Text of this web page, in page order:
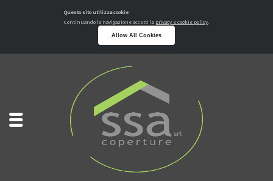
Questo sito utilizza cookie
Continuando la navigazione accetti la privacy e cookie policy.
Allow All Cookies